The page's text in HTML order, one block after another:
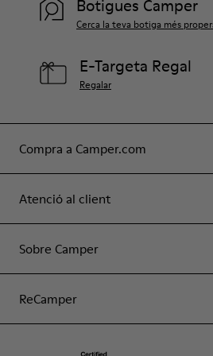
Compra a Camper.com
Atenció al client
Sobre Camper
ReCamper
Botigues Camper
Cerca la teva botiga més
E-Targeta Regal
Regalar